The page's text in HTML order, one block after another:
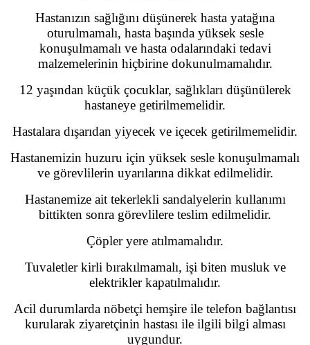
Hastanızın sağlığını düşünerek hasta yatağına
oturulmamalı, hasta başında yüksek sesle
konuşulmamalı ve hasta odalarındaki tedavi
malzemelerinin hiçbirine dokunulmamalıdır.
12 yaşından küçük çocuklar, sağlıkları düşünülerek
hastaneye getirilmemelidir.
Hastalara dışarıdan yiyecek ve içecek getirilmemelidir.
Hastanemizin huzuru için yüksek sesle konuşulmamalı
ve görevlilerin uyarılarına dikkat edilmelidir.
Hastanemize ait tekerlekli sandalyelerin kullanımı
bittikten sonra görevlilere teslim edilmelidir.
Çöpler yere atılmamalıdır.
Tuvaletler kirli bırakılmamalı, işi biten musluk ve
elektrikler kapatılmalıdır.
Acil durumlarda nöbetçi hemşire ile telefon bağlantısı
kurularak ziyaretçinin hastası ile ilgili bilgi alması
uygundur.